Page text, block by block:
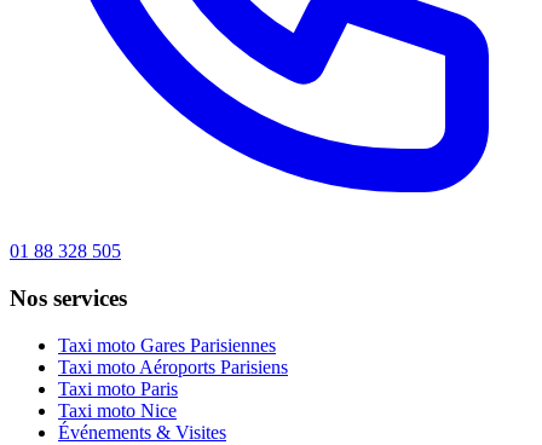
01 88 328 505
Nos services
Taxi moto Gares Parisiennes
Taxi moto Aéroports Parisiens
Taxi moto Paris
Taxi moto Nice
Événements & Visites